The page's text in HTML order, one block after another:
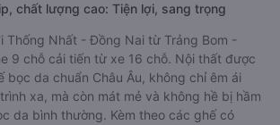
chất lượng cao: Tiện lợi, sang trọng
Thống Nhất - Đồng Nai từ Trảng Bom -
9 chỗ cải tiến từ xe 16 chỗ. Nội thất được
bọc da chuẩn Châu Âu, không chỉ êm ái
xa, mà còn mát mẻ và không hề bị hầm
da bình thường. Kèm theo các ghế có